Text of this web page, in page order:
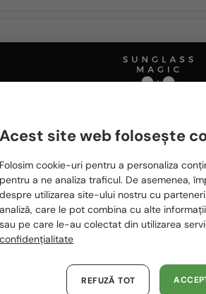
FIȚI
2-4 ZILE 2-4
Te rugăm să alegi din listă țara
România / RO
Polska / PL
Magyarország / HU
Austria / AT
Acest site web folosește
Folosim cookie-uri pentru a personaliza
pentru a ne analiza traficul. De asemenea,
despre utilizarea site-ului nostru cu
analiză, care le pot combina cu alte
sau pe care le-au colectat din utilizarea
confidențialitate
REFUZĂ TOT